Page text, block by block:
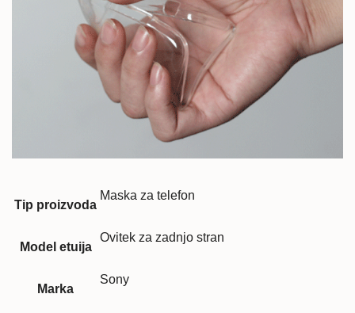
Tip proizvoda
Maska za telefon
Model etuija
Ovitek za zadnjo stran
Marka
Sony